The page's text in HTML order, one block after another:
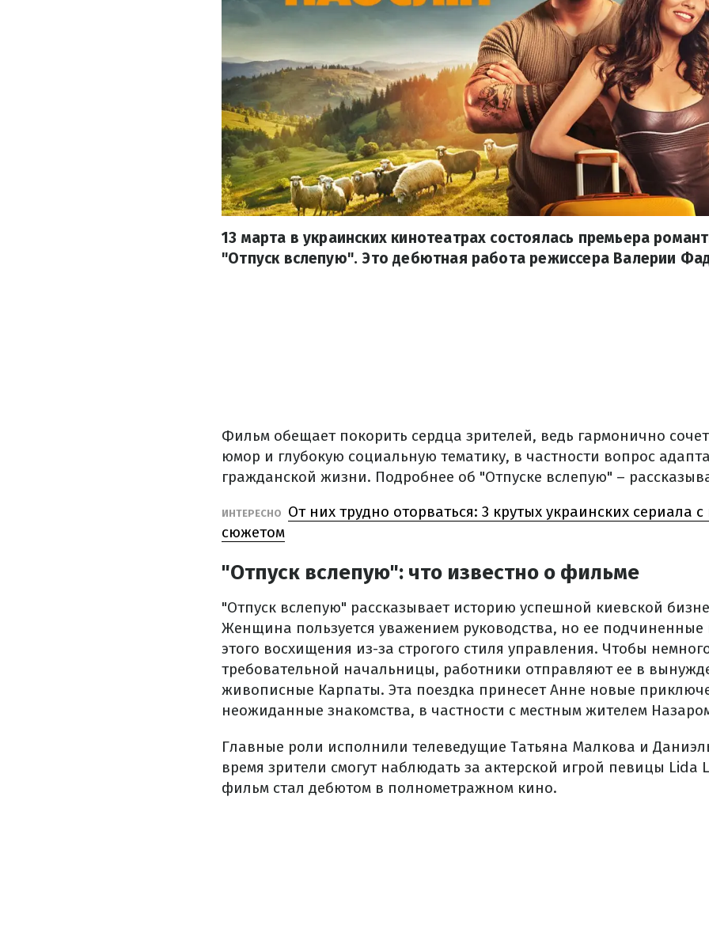
13 марта в украинских кинотеатрах состоялась премьера
"Отпуск вслепую". Это дебютная работа режиссера Валерии
Фильм обещает покорить сердца зрителей, ведь гармонично
юмор и глубокую социальную тематику, в частности вопрос
гражданской жизни. Подробнее об "Отпуске вслепую" –
ИНТЕРЕСНО
От них трудно оторваться: 3 крутых украинских сериала
сюжетом
"Отпуск вслепую": что известно о фильме
"Отпуск вслепую" рассказывает историю успешной киевской
Женщина пользуется уважением руководства, но ее подчиненные
этого восхищения из-за строгого стиля управления. Чтобы
требовательной начальницы, работники отправляют ее в
живописные Карпаты. Эта поездка принесет Анне новые
неожиданные знакомства, в частности с местным жителем
Главные роли исполнили телеведущие Татьяна Малкова и
время зрители смогут наблюдать за актерской игрой певицы Lida
фильм стал дебютом в полнометражном кино.